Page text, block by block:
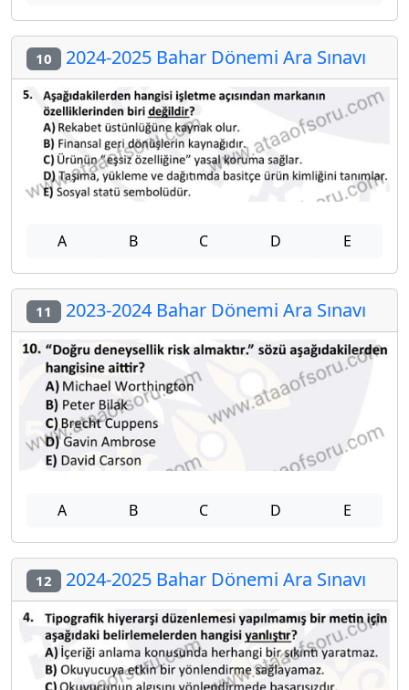
10 2024-2025 Bahar Dönemi Ara Sınavı
A B C D E
11 2023-2024 Bahar Dönemi Ara Sınavı
A B C D E
12 2024-2025 Bahar Dönemi Ara Sınavı